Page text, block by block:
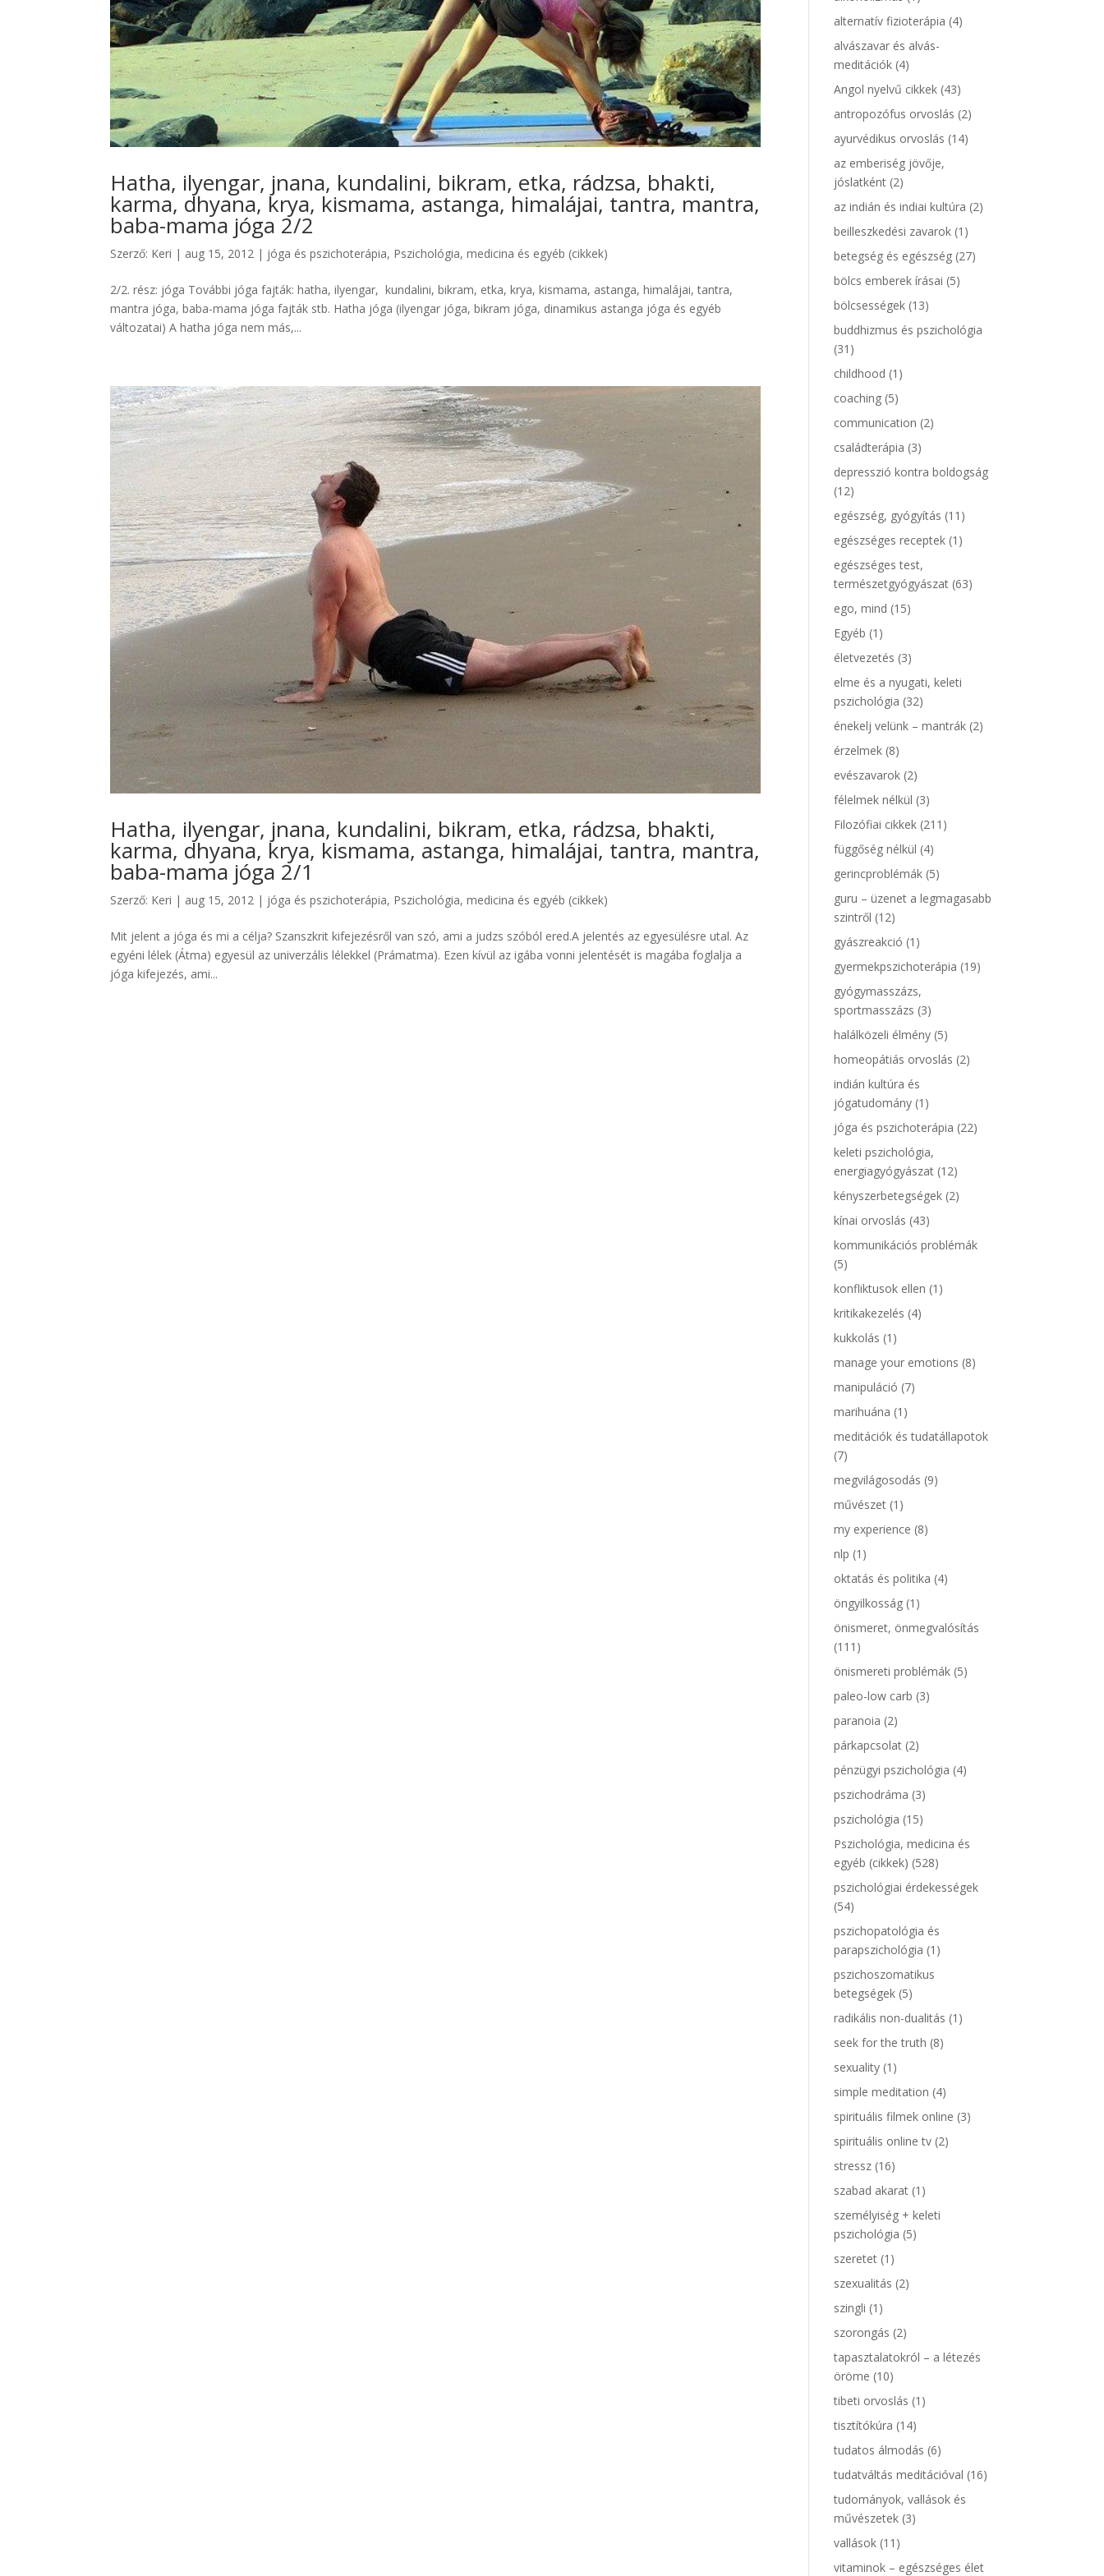
Hatha, ilyengar, jnana, kundalini, bikram, etka, rádzsa, bhakti,
karma, dhyana, krya, kismama, astanga, himalájai, tantra, mantra,
baba-mama jóga 2/2
Szerző: Keri | aug 15, 2012 | jóga és pszichoterápia, Pszichológia, medicina és egyéb (cikkek)
2/2. rész: jóga További jóga fajták: hatha, ilyengar, kundalini, bikram, etka, krya, kismama, astanga, himalájai, tantra,
mantra jóga, baba-mama jóga fajták stb. Hatha jóga (ilyengar jóga, bikram jóga, dinamikus astanga jóga és egyéb
változatai) A hatha jóga nem más,...
Hatha, ilyengar, jnana, kundalini, bikram, etka, rádzsa, bhakti,
karma, dhyana, krya, kismama, astanga, himalájai, tantra, mantra,
baba-mama jóga 2/1
Szerző: Keri | aug 15, 2012 | jóga és pszichoterápia, Pszichológia, medicina és egyéb (cikkek)
Mit jelent a jóga és mi a célja? Szanszkrit kifejezésről van szó, ami a judzs szóból ered.A jelentés az egyesülésre utal. Az
egyéni lélek (Átma) egyesül az univerzális lélekkel (Prámatma). Ezen kívül az igába vonni jelentését is magába foglalja a
jóga kifejezés, ami...
alternatív fizioterápia (4)
alvászavar és alvás-
meditációk (4)
Angol nyelvű cikkek (43)
antropozófus orvoslás (2)
ayurvédikus orvoslás (14)
az emberiség jövője,
jóslatként (2)
az indián és indiai kultúra (2)
beilleszkedési zavarok (1)
betegség és egészség (27)
bölcs emberek írásai (5)
bölcsességek (13)
buddhizmus és pszichológia
(31)
childhood (1)
coaching (5)
communication (2)
családterápia (3)
depresszió kontra boldogság
(12)
egészség, gyógyítás (11)
egészséges receptek (1)
egészséges test,
természetgyógyászat (63)
ego, mind (15)
Egyéb (1)
életvezetés (3)
elme és a nyugati, keleti
pszichológia (32)
énekelj velünk – mantrák (2)
érzelmek (8)
evészavarok (2)
félelmek nélkül (3)
Filozófiai cikkek (211)
függőség nélkül (4)
gerincproblémák (5)
guru – üzenet a legmagasabb
szintről (12)
gyászreakció (1)
gyermekpszichoterápia (19)
gyógymasszázs,
sportmasszázs (3)
halálközeli élmény (5)
homeopátiás orvoslás (2)
indián kultúra és
jógatudomány (1)
jóga és pszichoterápia (22)
keleti pszichológia,
energiagyógyászat (12)
kényszerbetegségek (2)
kínai orvoslás (43)
kommunikációs problémák
(5)
konfliktusok ellen (1)
kritikakezelés (4)
kukkolás (1)
manage your emotions (8)
manipuláció (7)
marihuána (1)
meditációk és tudatállapotok
(7)
megvilágosodás (9)
művészet (1)
my experience (8)
nlp (1)
oktatás és politika (4)
öngyilkosság (1)
önismeret, önmegvalósítás
(111)
önismereti problémák (5)
paleo-low carb (3)
paranoia (2)
párkapcsolat (2)
pénzügyi pszichológia (4)
pszichodráma (3)
pszichológia (15)
Pszichológia, medicina és
egyéb (cikkek) (528)
pszichológiai érdekességek
(54)
pszichopatológia és
parapszichológia (1)
pszichoszomatikus
betegségek (5)
radikális non-dualitás (1)
seek for the truth (8)
sexuality (1)
simple meditation (4)
spirituális filmek online (3)
spirituális online tv (2)
stressz (16)
szabad akarat (1)
személyiség + keleti
pszichológia (5)
szeretet (1)
szexualitás (2)
szingli (1)
szorongás (2)
tapasztalatokról – a létezés
öröme (10)
tibeti orvoslás (1)
tisztítókúra (14)
tudatos álmodás (6)
tudatváltás meditációval (16)
tudományok, vallások és
művészetek (3)
vallások (11)
vitaminok – egészséges élet